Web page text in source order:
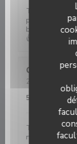
Très bon
plats ,de
bien présentés
👍
Guillaume G
2026-08-06
-
/5
5
Très bon
nourriture